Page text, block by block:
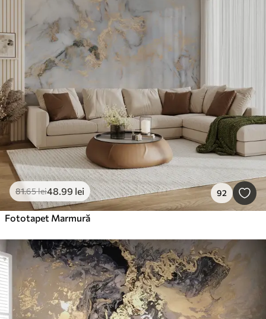
81.65lei48 .99 lei 92
Fototapet Marmură